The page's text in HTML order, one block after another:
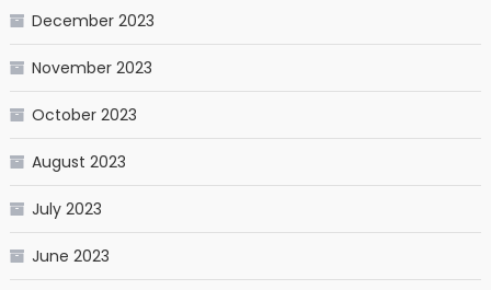
December 2023
November 2023
October 2023
August 2023
July 2023
June 2023